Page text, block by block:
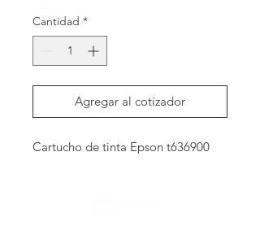
Cantidad *
Agregar al cotizador
Cartucho de tinta Epson t636900